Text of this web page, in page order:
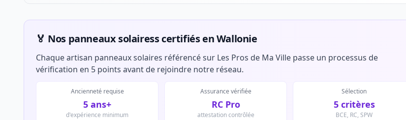
🏅 Nos panneaux solairess certifiés en Wallonie
Chaque artisan panneaux solaires référencé sur Les Pros de Ma Ville passe un processus de
vérification en 5 points avant de rejoindre notre réseau.
Ancienneté requise
5 ans+
d'expérience minimum
Assurance vérifiée
RC Pro
attestation contrôlée
Sélection
5 critères
BCE, RC, SPW